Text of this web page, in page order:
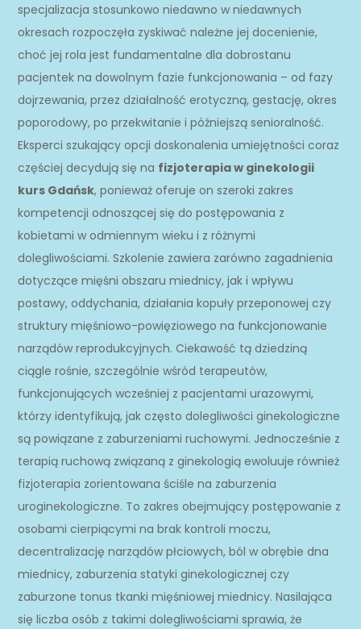
specjalizacja stosunkowo niedawno w niedawnych
okresach rozpoczęła zyskiwać należne jej docenienie,
choć jej rola jest fundamentalne dla dobrostanu
pacjentek na dowolnym fazie funkcjonowania – od fazy
dojrzewania, przez działalność erotyczną, gestację, okres
poporodowy, po przekwitanie i późniejszą senioralność.
Eksperci szukający opcji doskonalenia umiejętności coraz
częściej decydują się na fizjoterapia w ginekologii
kurs Gdańsk, ponieważ oferuje on szeroki zakres
kompetencji odnoszącej się do postępowania z
kobietami w odmiennym wieku i z różnymi
dolegliwościami. Szkolenie zawiera zarówno zagadnienia
dotyczące mięśni obszaru miednicy, jak i wpływu
postawy, oddychania, działania kopuły przeponowej czy
struktury mięśniowo-powięziowego na funkcjonowanie
narządów reprodukcyjnych. Ciekawość tą dziedziną
ciągle rośnie, szczególnie wśród terapeutów,
funkcjonujących wcześniej z pacjentami urazowymi,
którzy identyfikują, jak często dolegliwości ginekologiczne
są powiązane z zaburzeniami ruchowymi. Jednocześnie z
terapią ruchową związaną z ginekologią ewoluuje również
fizjoterapia zorientowana ściśle na zaburzenia
uroginekologiczne. To zakres obejmujący postępowanie z
osobami cierpiącymi na brak kontroli moczu,
decentralizację narządów płciowych, ból w obrębie dna
miednicy, zaburzenia statyki ginekologicznej czy
zaburzone tonus tkanki mięśniowej miednicy. Nasilająca
się liczba osób z takimi dolegliwościami sprawia, że